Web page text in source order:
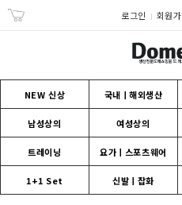
로그인 회원
NEW 신상 국내ㅣ해외생산
남성상의 여성상의
트레이닝 요가ㅣ스포츠웨어
1+1 Set 신발ㅣ잡화